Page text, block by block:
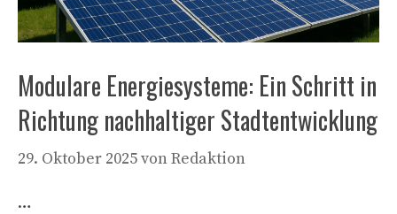
Modulare Energiesysteme: Ein Schritt in
Richtung nachhaltiger Stadtentwicklung
29. Oktober 2025vonRedaktion
…